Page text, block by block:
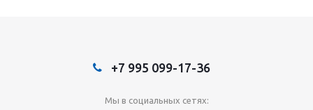
+7 995 099-17-36
Мы в социальных сетях: